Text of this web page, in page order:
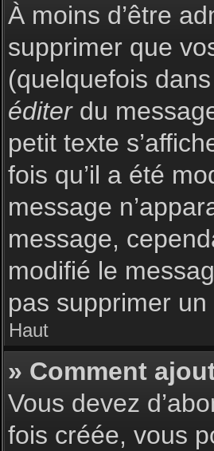
À moins d’être
supprimer que
(quelquefois
éditerdu
petit texte
fois qu’il a été
message
message,
modifié le
pas supprimer
Haut
» Comment
Vous devez
fois créée, vous